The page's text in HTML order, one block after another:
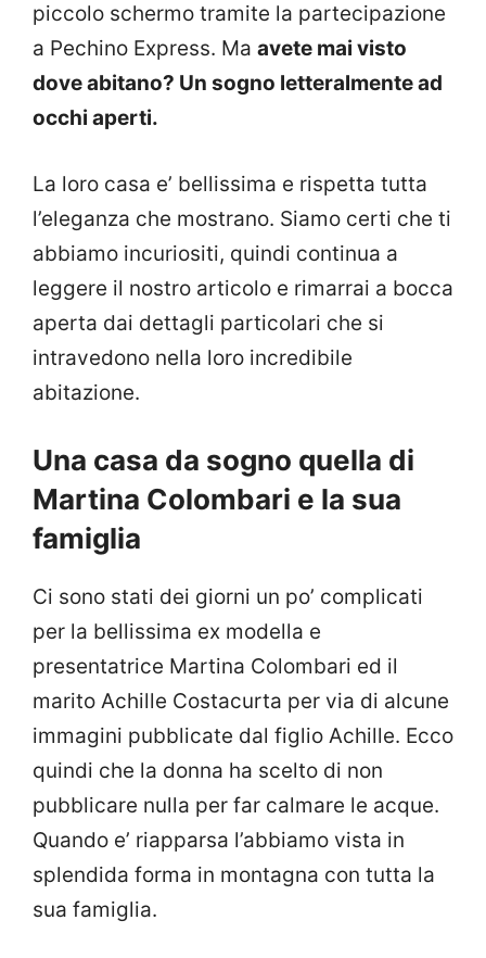
piccolo schermo tramite la partecipazione
a Pechino Express. Ma avete mai visto
dove abitano? Un sogno letteralmente ad
occhi aperti.
La loro casa e’ bellissima e rispetta tutta
l’eleganza che mostrano. Siamo certi che ti
abbiamo incuriositi, quindi continua a
leggere il nostro articolo e rimarrai a bocca
aperta dai dettagli particolari che si
intravedono nella loro incredibile
abitazione.
Una casa da sogno quella di
Martina Colombari e la sua
famiglia
Ci sono stati dei giorni un po’ complicati
per la bellissima ex modella e
presentatrice Martina Colombari ed il
marito Achille Costacurta per via di alcune
immagini pubblicate dal figlio Achille. Ecco
quindi che la donna ha scelto di non
pubblicare nulla per far calmare le acque.
Quando e’ riapparsa l’abbiamo vista in
splendida forma in montagna con tutta la
sua famiglia.